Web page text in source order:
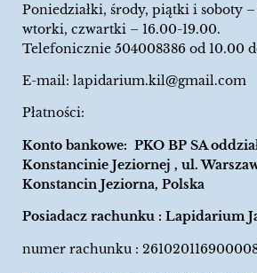
Poniedziałki, środy, piątki i soboty –
wtorki, czwartki – 16.00-19.00.
Telefonicznie 504008386 od 10.00
E-mail: lapidarium.kil@gmail.com
Płatności:
Konto bankowe: PKO BP SA
Konstancinie Jeziornej , ul.
Konstancin Jeziorna, Polska
Posiadacz rachunku : Lapidarium
numer rachunku :